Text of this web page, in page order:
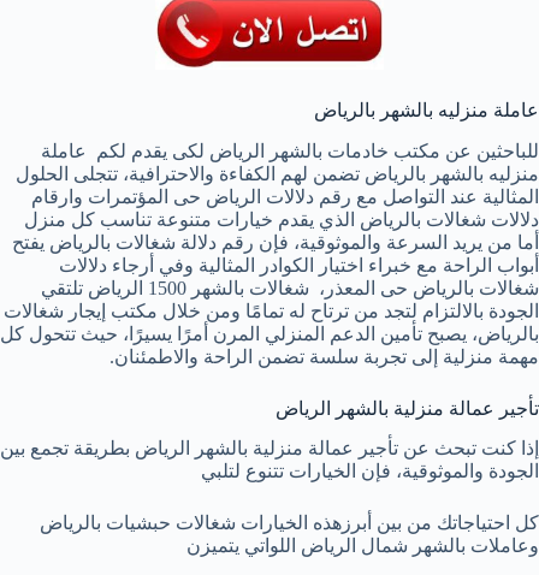
عاملة منزليه بالشهر بالرياض
للباحثين عن مكتب خادمات بالشهر الرياض لكى يقدم لكم عاملة
منزليه بالشهر بالرياض تضمن لهم الكفاءة والاحترافية، تتجلى الحلول
المثالية عند التواصل مع رقم دلالات الرياض حى المؤتمرات وارقام
دلالات شغالات بالرياض الذي يقدم خيارات متنوعة تناسب كل منزل
أما من يريد السرعة والموثوقية، فإن رقم دلالة شغالات بالرياض يفتح
أبواب الراحة مع خبراء اختيار الكوادر المثالية وفي أرجاء دلالات
شغالات بالرياض حى المعذر، شغالات بالشهر 1500 الرياض تلتقي
الجودة بالالتزام لتجد من ترتاح له تمامًا ومن خلال مكتب إيجار شغالات
بالرياض، يصبح تأمين الدعم المنزلي المرن أمرًا يسيرًا، حيث تتحول كل
مهمة منزلية إلى تجربة سلسة تضمن الراحة والاطمئنان.
تأجير عمالة منزلية بالشهر الرياض
إذا كنت تبحث عن تأجير عمالة منزلية بالشهر الرياض بطريقة تجمع بين
الجودة والموثوقية، فإن الخيارات تتنوع لتلبي
كل احتياجاتك من بين أبرزهذه الخيارات شغالات حبشيات بالرياض
وعاملات بالشهر شمال الرياض اللواتي يتميزن